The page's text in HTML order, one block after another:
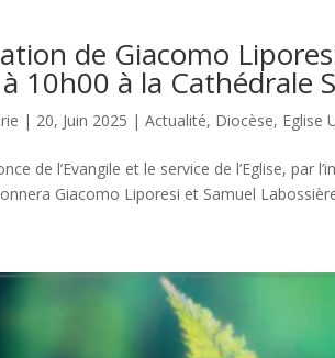
de Giacomo
10h00 à la Cathédrale
| 20, Juin 2025 |Actualité, Diocèse, Eglise
de l’Evangile et le service de l’Eglise,
Giacomo Liporesi et Samuel